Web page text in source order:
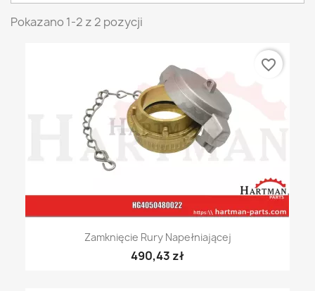
Pokazano 1-2 z 2 pozycji
Zamknięcie Rury Napełniającej
490,43 zł
favorite_border